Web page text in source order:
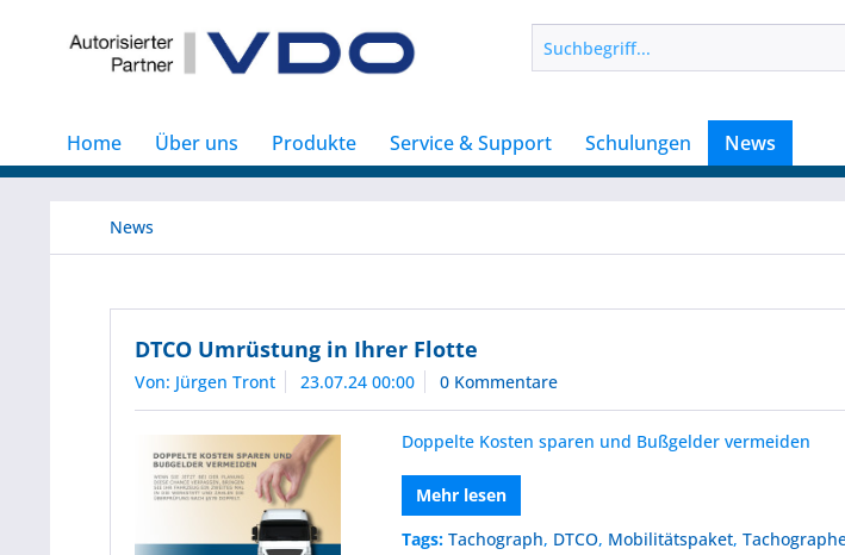
Home Über uns Produkte Service & Support Schulungen News
News
DTCO Umrüstung in Ihrer Flotte
Von: Jürgen Tront 23.07.24 00:00 0 Kommentare
Doppelte Kosten sparen und Bußgelder vermeiden
Mehr lesen
Tags: Tachograph, DTCO, Mobilitätspaket,